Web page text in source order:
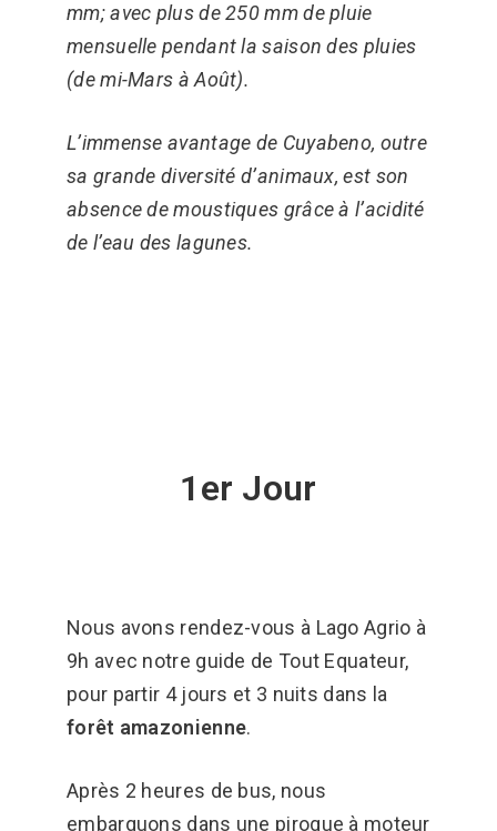
mm; avec plus de 250 mm de pluie
mensuelle pendant la saison des pluies
(de mi-Mars à Août).
L’immense avantage de Cuyabeno, outre
sa grande diversité d’animaux, est son
absence de moustiques grâce à l’acidité
de l’eau des lagunes.
1er Jour
Nous avons rendez-vous à Lago Agrio à
9h avec notre guide de Tout Equateur,
pour partir 4 jours et 3 nuits dans la
forêt amazonienne.
Après 2 heures de bus, nous
embarquons dans une pirogue à moteur